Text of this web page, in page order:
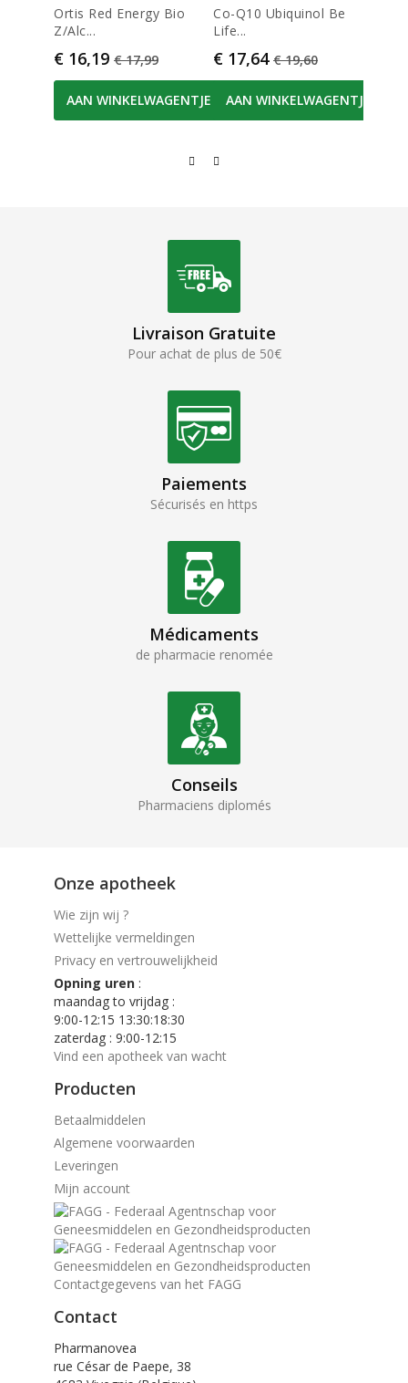
Ortis Red Energy Bio
Z/Alc...
Prijs
€ 16,19 Normale prijs
€ 17,99
AAN WINKELWAGENTJE
Co-Q10 Ubiquinol Be
Life...
Prijs
€ 17,64 Normale prijs
€ 19,60
AAN WINKELWAGENTJE
Livraison Gratuite
Pour achat de plus de 50€
Paiements
Sécurisés en https
Médicaments
de pharmacie renomée
Conseils
Pharmaciens diplomés
Onze apotheek
Wie zijn wij ?
Wettelijke vermeldingen
Privacy en vertrouwelijkheid
Opning uren :
maandag to vrijdag :
9:00-12:15 13:30:18:30
zaterdag : 9:00-12:15
Vind een apotheek van wacht
Producten
Betaalmiddelen
Algemene voorwaarden
Leveringen
Mijn account
Contactgegevens van het FAGG
Contact
Pharmanovea
rue César de Paepe, 38